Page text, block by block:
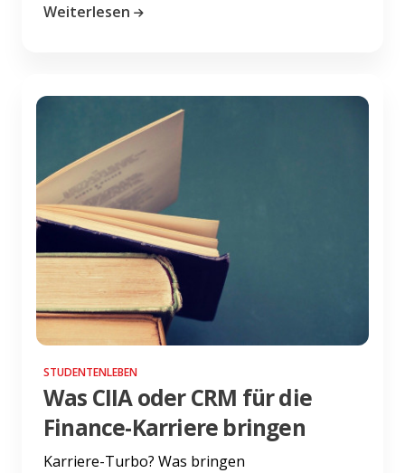
Weiterlesen
STUDENTENLEBEN
Was CIIA oder CRM für die
Finance-Karriere bringen
Karriere-Turbo? Was bringen